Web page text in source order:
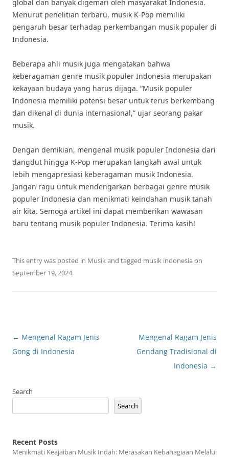
global dan banyak digemari oleh masyarakat Indonesia.
Menurut penelitian terbaru, musik K-Pop memiliki
pengaruh besar terhadap perkembangan musik populer di
Indonesia.
Beberapa ahli musik juga mengatakan bahwa
keberagaman genre musik populer Indonesia merupakan
kekayaan budaya yang harus dijaga. “Musik populer
Indonesia memiliki potensi besar untuk terus berkembang
dan dikenal di dunia internasional,” ujar seorang pakar
musik.
Dengan demikian, mengenal musik populer Indonesia dari
dangdut hingga K-Pop merupakan langkah awal untuk
lebih mengapresiasi keberagaman musik Indonesia.
Jangan ragu untuk mendengarkan berbagai genre musik
populer Indonesia dan menikmati keindahan musik tanah
air kita. Semoga artikel ini dapat memberikan wawasan
baru tentang musik populer Indonesia. Terima kasih!
This entry was posted in Musikand tagged musik indonesia on
September 19, 2024.
Post
navigation
← Mengenal Ragam Jenis
Gong di Indonesia
Mengenal Ragam Jenis
Gendang Tradisional di
Indonesia →
Search
Search
Recent Posts
Menikmati Keajaiban Musik Indah: Merasakan Kebahagiaan Melalui